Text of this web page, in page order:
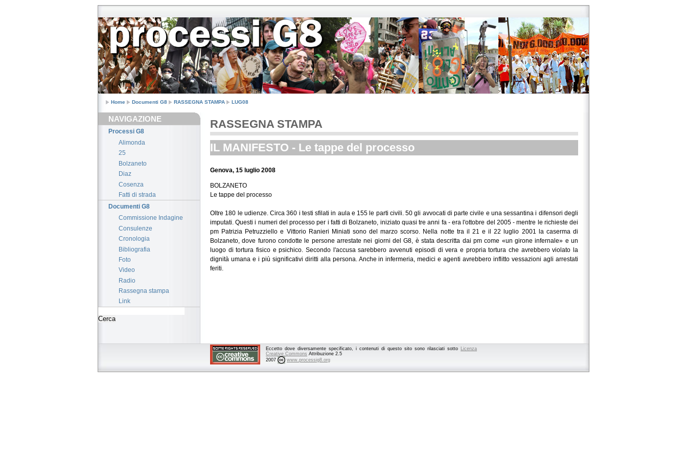
Home Documenti G8 RASSEGNA STAMPA LUG08
NAVIGAZIONE
Processi G8
Alimonda
25
Bolzaneto
Diaz
Cosenza
Fatti di strada
Documenti G8
Commissione Indagine
Consulenze
Cronologia
Bibliografia
Foto
Video
Radio
Rassegna stampa
Link
RASSEGNA STAMPA
IL MANIFESTO - Le tappe del processo
Genova, 15 luglio 2008
BOLZANETO
Le tappe del processo
Oltre 180 le udienze. Circa 360 i testi sfilati in aula e 155 le parti civili. 50 gli avvocati di parte civile e una sessantina i difensori degli
imputati. Questi i numeri del processo per i fatti di Bolzaneto, iniziato quasi tre anni fa - era l'ottobre del 2005 - mentre le richieste dei
pm Patrizia Petruzziello e Vittorio Ranieri Miniati sono del marzo scorso. Nella notte tra il 21 e il 22 luglio 2001 la caserma di
Bolzaneto, dove furono condotte le persone arrestate nei giorni del G8, è stata descritta dai pm come «un girone infernale» e un
luogo di tortura fisico e psichico. Secondo l'accusa sarebbero avvenuti episodi di vera e propria tortura che avrebbero violato la
dignità umana e i più significativi diritti alla persona. Anche in infermeria, medici e agenti avrebbero inflitto vessazioni agli arrestati
feriti.
Eccetto dove diversamente specificato, i contenuti di questo sito sono rilasciati sotto
Licenza
Creative Commons Attribuzione 2.5
2007
www.processig8.org